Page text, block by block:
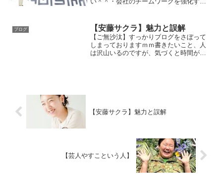
ジメントを上達するた...
ブログ 【安藤サクラ】魅力と誤解
【ご無沙汰】すっかりブログをさぼって
しまっておりますｍｍ書きたいこと、人
は沢山いるのですが、気づくと時間が経
【安藤サクラ】魅力と誤解
【芸人やすこという人】